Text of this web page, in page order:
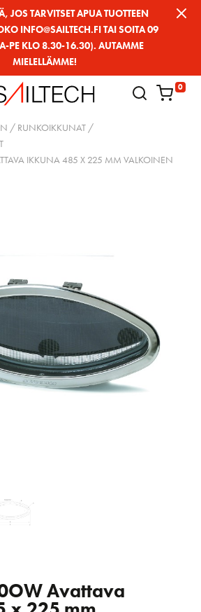
JOS TARVITSET APUA TUOTTEEN
INFO@SAILTECH.FI TAI SOITA 09
PE KLO 8.30-16.30). AUTAMME
MIELELLÄMME!
0
/ RUNKOIKKUNAT /
IKKUNA 485 X 225 MM VALKOINEN
Avattava